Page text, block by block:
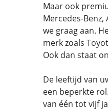
Maar ook
Mercedes-
we graag aan.
merk zoals
Ook dan staat
De leeftijd van
een beperkte
van één tot vijf